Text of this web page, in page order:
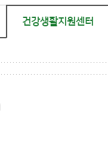
건강생활지원센터